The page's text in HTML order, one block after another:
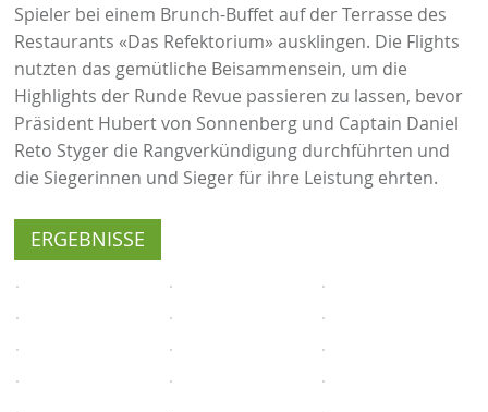
Spieler bei einem Brunch-Buffet auf der Terrasse des
Restaurants «Das Refektorium» ausklingen. Die Flights
nutzten das gemütliche Beisammensein, um die
Highlights der Runde Revue passieren zu lassen, bevor
Präsident Hubert von Sonnenberg und Captain Daniel
Reto Styger die Rangverkündigung durchführten und
die Siegerinnen und Sieger für ihre Leistung ehrten.
ERGEBNISSE